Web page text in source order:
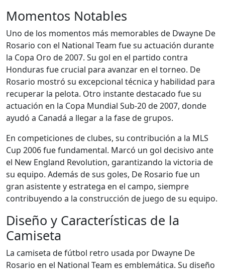
Momentos Notables
Uno de los momentos más memorables de Dwayne De
Rosario con el National Team fue su actuación durante
la Copa Oro de 2007. Su gol en el partido contra
Honduras fue crucial para avanzar en el torneo. De
Rosario mostró su excepcional técnica y habilidad para
recuperar la pelota. Otro instante destacado fue su
actuación en la Copa Mundial Sub-20 de 2007, donde
ayudó a Canadá a llegar a la fase de grupos.
En competiciones de clubes, su contribución a la MLS
Cup 2006 fue fundamental. Marcó un gol decisivo ante
el New England Revolution, garantizando la victoria de
su equipo. Además de sus goles, De Rosario fue un
gran asistente y estratega en el campo, siempre
contribuyendo a la construcción de juego de su equipo.
Diseño y Características de la
Camiseta
La camiseta de fútbol retro usada por Dwayne De
Rosario en el National Team es emblemática. Su diseño